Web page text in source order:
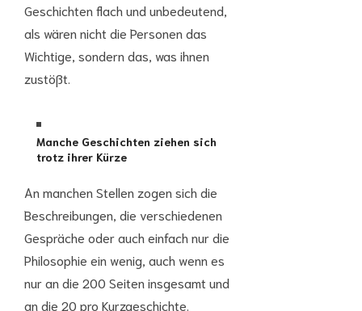
Geschichten flach und unbedeutend,
als wären nicht die Personen das
Wichtige, sondern das, was ihnen
zustößt.
Manche Geschichten ziehen sich
trotz ihrer Kürze
An manchen Stellen zogen sich die
Beschreibungen, die verschiedenen
Gespräche oder auch einfach nur die
Philosophie ein wenig, auch wenn es
nur an die 200 Seiten insgesamt und
an die 20 pro Kurzgeschichte.